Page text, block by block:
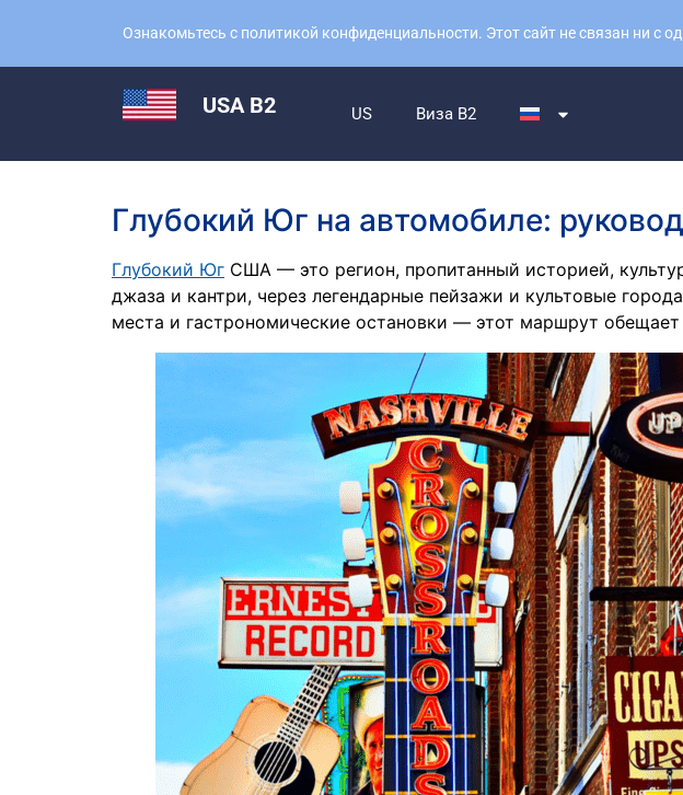
Ознакомьтесь с политикой конфиденциальности. Этот сайт не связан ни
USA B2 US Виза B2
Глубокий Юг на автомобиле:
Глубокий Юг США — это регион, пропитанный историей,
джаза и кантри, через легендарные пейзажи и культовые
места и гастрономические остановки — этот маршрут